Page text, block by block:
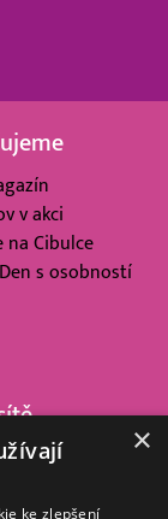
v akci
na Cibulce
s osobností
×
ke zlepšení